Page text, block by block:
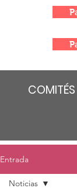
Entrada
Noticias